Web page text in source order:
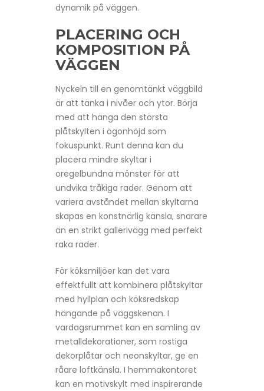
dynamik på väggen.
PLACERING OCH
KOMPOSITION PÅ
VÄGGEN
Nyckeln till en genom­tänkt väggbild
är att tänka i nivåer och ytor. Börja
med att hänga den största
plåtskylten i ögonhöjd som
fokuspunkt. Runt denna kan du
placera mindre skyltar i
oregelbundna mönster för att
undvika tråkiga rader. Genom att
variera avståndet mellan skyltarna
skapas en konstnärlig känsla, snarare
än en strikt galleri­vägg med perfekt
raka rader.
För köksmiljöer kan det vara
effektfullt att kombinera plåtskyltar
med hyllplan och köksredskap
hängande på väggskenan. I
vardagsrummet kan en samling av
metalldekorationer, som rostiga
dekorplåtar och neonskyltar, ge en
råare loftkänsla. I hemmakontoret
kan en motivskylt med inspirerande